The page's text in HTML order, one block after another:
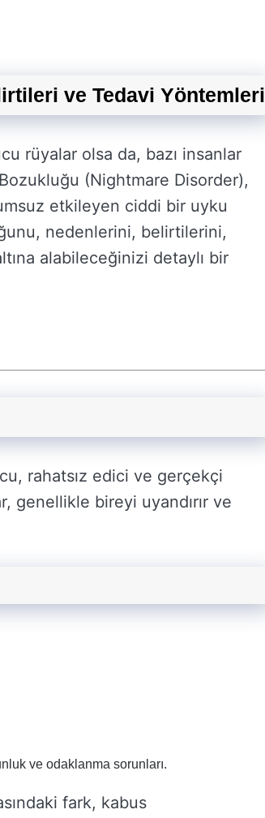
ve Tedavi Yöntemleri
rüyalar olsa da, bazı insanlar
(Nightmare Disorder),
etkileyen ciddi bir uyku
nedenlerini, belirtilerini,
alabileceğinizi detaylı bir
rahatsız edici ve gerçekçi
genellikle bireyi uyandırır ve
ve odaklanma sorunları.
fark, kabus